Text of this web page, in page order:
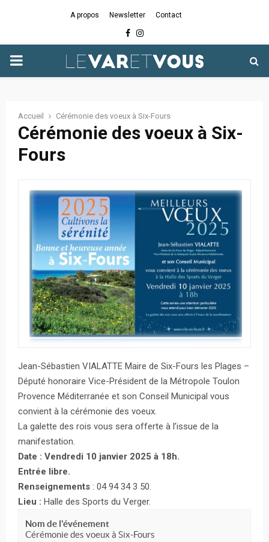
A propos Newsletter Contact
Facebook
Instagram
PRIMARY
Accueil Cérémonie des voeux à Six-Fours
Cérémonie des voeux à Six-
Fours
Jean-Sébastien VIALATTE Maire de Six-Fours les Plages –
Député honoraire Vice-Président de la Métropole Toulon
Provence Méditerranée et son Conseil Municipal vous
convient à la cérémonie des voeux.
La galette des rois vous sera offerte à l’issue de la
manifestation.
Date : Vendredi 10 janvier 2025 à 18h.
Entrée libre.
Renseignements : 04 94 34 3 50.
Lieu : Halle des Sports du Verger.
Nom de l'événement
Cérémonie des voeux à Six-Fours